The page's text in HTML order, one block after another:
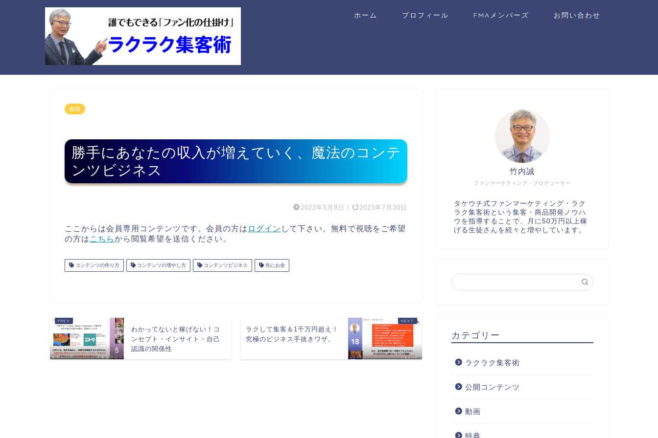
ホーム プロフィール FMAメンバーズ お問い合わせ
動画
勝手にあなたの収入が増えていく、魔法のコンテ
ンツビジネス
2022年5月8日 / 2023年7月30日
ここからは会員専用コンテンツです。会員の方は ログイン して下さい。無料で視聴をご希望
の方は こちらから閲覧希望を送信ください。
コンテンツの作り方 コンテンツの増やし方 コンテンツビジネス 先にお金
わかってないと稼げない！コ
ンセプト・インサイト・自己
認識の関係性
ラクして集客＆1千万円超え！
究極のビジネス手抜きワザ。
ファンマーケティング・プロデューサー
竹内誠
タケウチ式ファンマーケティング・ラク
ラク集客術という集客・商品開発ノウハ
ウを指導することで、月に50万円以上稼
げる生徒さんを続々と増やしています。
カテゴリー
ラクラク集客術
公開コンテンツ
動画
特典